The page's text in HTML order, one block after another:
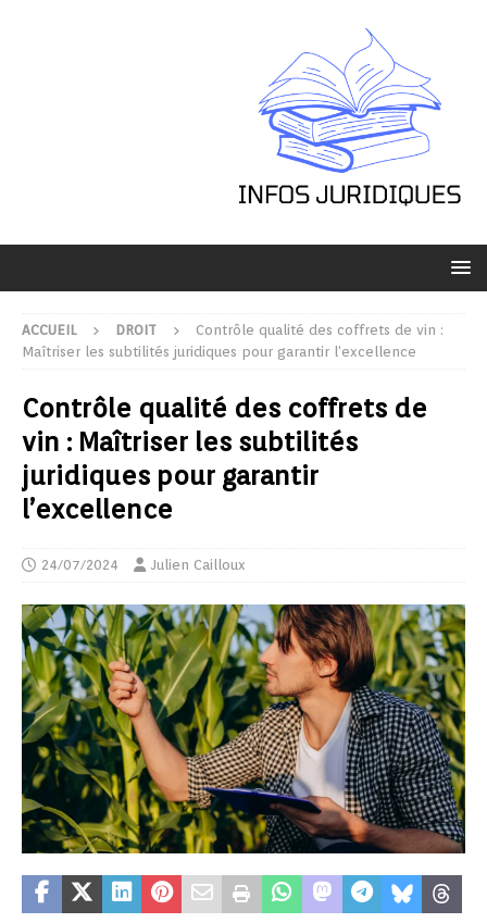
ACCUEIL DROIT
Contrôle qualité des coffrets de vin :
Maîtriser les subtilités juridiques pour garantir l’excellence
Contrôle qualité des coffrets de
vin : Maîtriser les subtilités
juridiques pour garantir
l’excellence
24/07/2024 Julien Cailloux